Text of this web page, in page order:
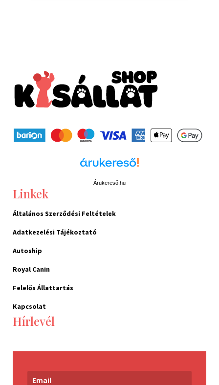
Árukereső.hu
Linkek
Általános Szerződési Feltételek
Adatkezelési Tájékoztató
Autoship
Royal Canin
Felelős Állattartás
Kapcsolat
Hírlevél